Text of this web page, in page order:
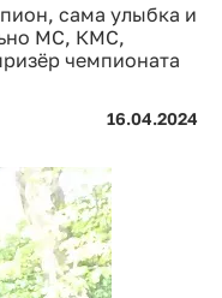
сама улыбка и
МС, КМС,
чемпионата
16.04.2024